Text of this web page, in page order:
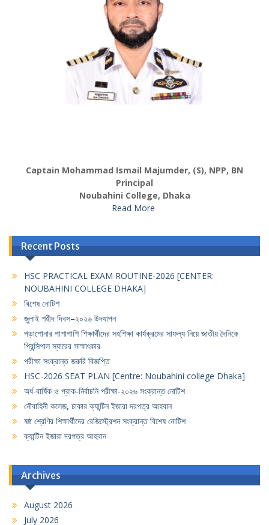
Captain Mohammad Ismail Majumder, (S), NPP, BN
Principal
Noubahini College, Dhaka
Read More
Recent Posts
HSC PRACTICAL EXAM ROUTINE-2026 [CENTER:
NOUBAHINI COLLEGE DHAKA]
বিশেষ নোটিশ
জুলাই শহীদ দিবস–২০২৬ উদযাপন
পড়াশোনার পাশাপাশি শিক্ষার্থীদের সহশিক্ষা কার্যক্রমের সাফল্য নিয়ে জাতীয় দৈনিকে
প্রিন্সিপাল স্যারের সাক্ষাৎকার
পরীক্ষা সংক্রান্ত জরুরি বিজ্ঞপ্তি
HSC-2026 SEAT PLAN [Centre: Noubahini college Dhaka]
অর্ধ-বার্ষিক ও প্রাক-নির্বাচনি পরীক্ষা-২০২৬ সংক্রান্ত নোটিশ
নৌবাহিনী কলেজ, ঢাকার ক্যান্টিন ইজারা দরপত্র আহবান
ষষ্ঠ শ্রেণির শিক্ষার্থীদের রেজিস্ট্রেশন সংক্রান্ত বিশেষ নোটিশ
ক্যান্টিন ইজারা দরপত্র আহবান
Archives
August 2026
July 2026